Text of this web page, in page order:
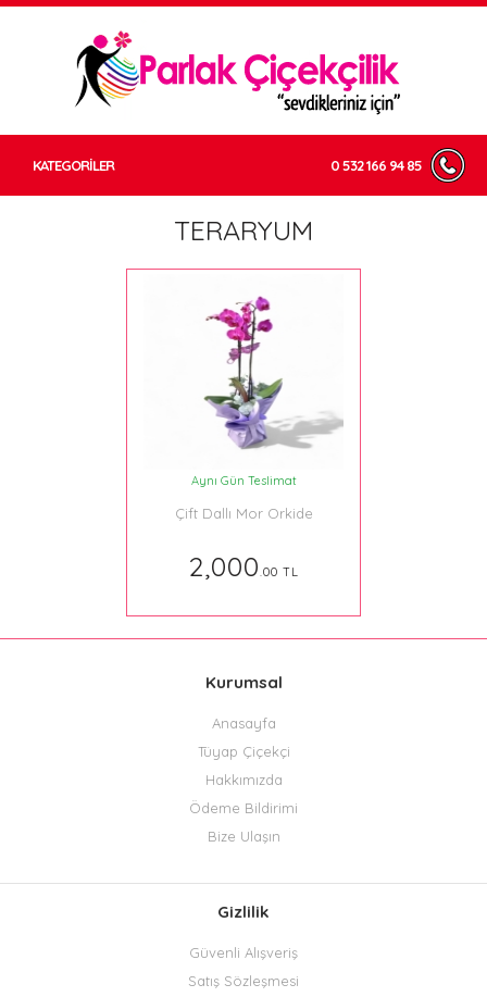
KATEGORİLER 0 532 166 94 85
TERARYUM
Aynı Gün Teslimat
Çift Dallı Mor Orkide
2,000.00 TL
Kurumsal
Anasayfa
Tüyap Çiçekçi
Hakkımızda
Ödeme Bildirimi
Bize Ulaşın
Gizlilik
Güvenli Alışveriş
Satış Sözleşmesi